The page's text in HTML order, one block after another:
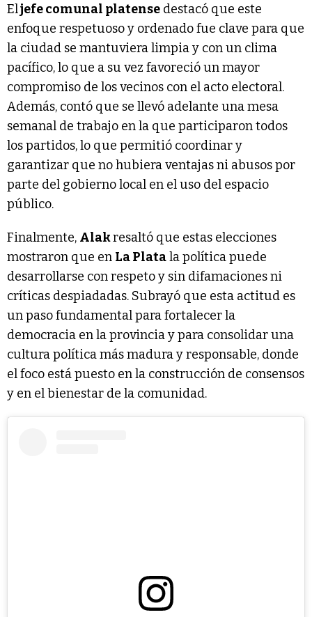
Eljefe comunal platense destacó que este
enfoque respetuoso y ordenado fue clave para que
la ciudad se mantuviera limpia y con un clima
pacífico, lo que a su vez favoreció un mayor
compromiso de los vecinos con el acto electoral.
Además, contó que se llevó adelante una mesa
semanal de trabajo en la que participaron todos
los partidos, lo que permitió coordinar y
garantizar que no hubiera ventajas ni abusos por
parte del gobierno local en el uso del espacio
público.
Finalmente, Alakresaltó que estas elecciones
mostraron que en La Platala política puede
desarrollarse con respeto y sin difamaciones ni
críticas despiadadas. Subrayó que esta actitud es
un paso fundamental para fortalecer la
democracia en la provincia y para consolidar una
cultura política más madura y responsable, donde
el foco está puesto en la construcción de consensos
y en el bienestar de la comunidad.